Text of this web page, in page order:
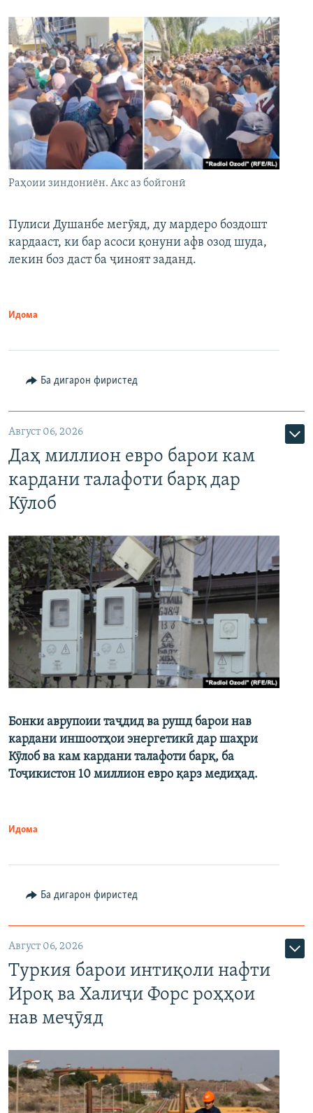
Раҳоии зиндониён. Акс аз бойгонӣ
Пулиси Душанбе мегӯяд, ду мардеро боздошт
кардааст, ки бар асоси қонуни афв озод шуда,
лекин боз даст ба ҷиноят заданд.
Идома
Ба дигарон фиристед
Август 06, 2026
Даҳ миллион евро барои кам
кардани талафоти барқ дар
Кӯлоб
Бонки аврупоии таҷдид ва рушд барои нав
кардани иншоотҳои энергетикӣ дар шаҳри
Кӯлоб ва кам кардани талафоти барқ, ба
Тоҷикистон 10 миллион евро қарз медиҳад.
Идома
Ба дигарон фиристед
Август 06, 2026
Туркия барои интиқоли нафти
Ироқ ва Халиҷи Форс роҳҳои
нав меҷӯяд